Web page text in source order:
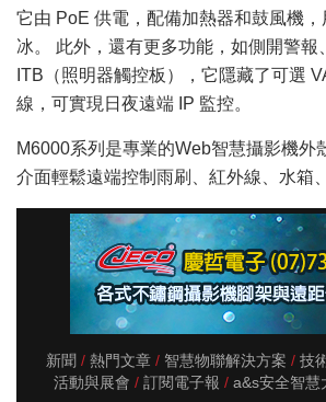
它由 PoE 供電，配備加熱器和鼓風機
冰。 此外，還有更多功能，如側開警報
ITB（照明器觸控板），它隱藏了可選
線，可實現日夜遠端 IP 監控。
M6000系列是專業的Web智慧攝影機外
介面輕鬆遠端控制雨刷、紅外線、水箱
新聞 熱門文章 智慧物聯解決方案 技
活動與展會
訂閱電子報 a&s安全智慧